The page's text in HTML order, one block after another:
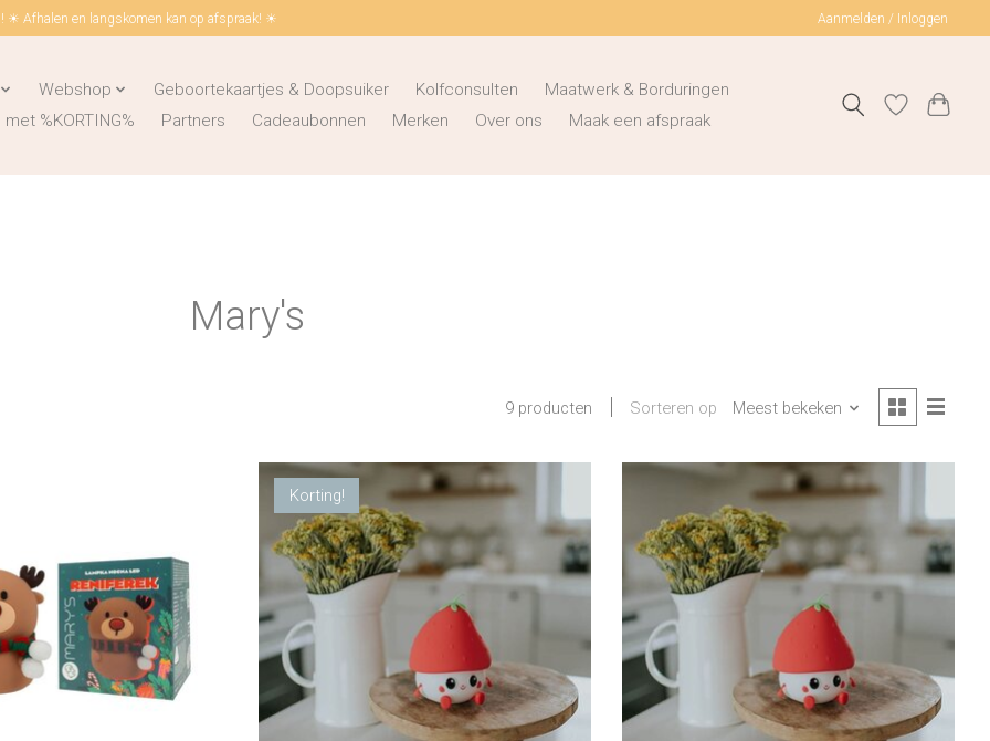
☀ Afhalen en langskomen kan op afspraak! ☀ Aanmelden / Inloggen
Webshop Geboortekaartjes & Doopsuiker Kolfconsulten
Maatwerk & Borduringen
%KORTING%
Partners Cadeaubonnen Merken Over ons Maak een afspraak
Mary's
9 producten Sorteren op Meest bekeken
Korting!